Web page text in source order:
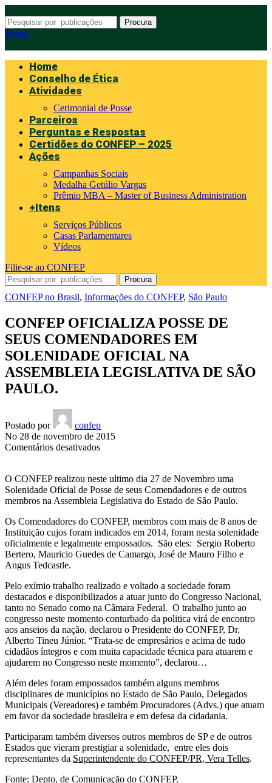
Procura
Menu
Home
Conselho de Ética
Atividades
Cerimonial de Posse
Parceiros
Perguntas e Respostas
Certidões do CONFEP – 2025
Ações
Campanhas Sociais
Medalha Getúlio Vargas
Prêmio MBA – Master of Business Administration
+Itens
Serviços Públicos
Casas Parlamentares
Vídeos
Filie-se ao CONFEP
Procura
CONFEP no Brasil, Informações do CONFEP, São Paulo
CONFEP OFICIALIZA POSSE DE
SEUS COMENDADORES EM
SOLENIDADE OFICIAL NA
ASSEMBLEIA LEGISLATIVA DE SÃO
PAULO.
Postado por
confep
No 28 de novembro de 2015
Comentários desativadosem
POSSE
DE
SEUS
EM
SOLENIDADE
OFICIAL
NA
DE
SÃO
PAULO.
O CONFEP realizou neste ultimo dia 27 de Novembro uma
Solenidade Oficial de Posse de seus Comendadores e de outros
membros na Assembleia Legislativa do Estado de São Paulo.
Os Comendadores do CONFEP, membros com mais de 8 anos de
Instituição cujos foram indicados em 2014, foram nesta solenidade
oficialmente e legalmente empossados. São eles: Sergio Roberto
Bertero, Mauricio Guedes de Camargo, José de Mauro Filho e
Angus Tedcastle.
Pelo exímio trabalho realizado e voltado a sociedade foram
destacados e disponibilizados a atuar junto do Congresso Nacional,
tanto no Senado como na Câmara Federal. O trabalho junto ao
congresso neste momento conturbado da politica virá de encontro
aos anseios da nação, declarou o Presidente do CONFEP, Dr.
Alberto Tineu Júnior. “Trata-se de empresários e acima de tudo
cidadãos íntegros e com muita capacidade técnica para atuarem e
ajudarem no Congresso neste momento”, declarou…
Além deles foram empossados também alguns membros
disciplinares de municípios no Estado de São Paulo, Delegados
Municipais (Vereadores) e também Procuradores (Advs.) que atuam
em favor da sociedade brasileira e em defesa da cidadania.
Participaram também diversos outros membros de SP e de outros
Estados que vieram prestigiar a solenidade, entre eles dois
representantes da Superintendente do CONFEP/PR, Vera Telles.
Fonte: Depto. de Comunicação do CONFEP.